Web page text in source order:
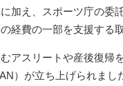
加え、スポーツ庁の委
経費の一部を支援する
アスリートや産後復帰
）が立ち上げられま